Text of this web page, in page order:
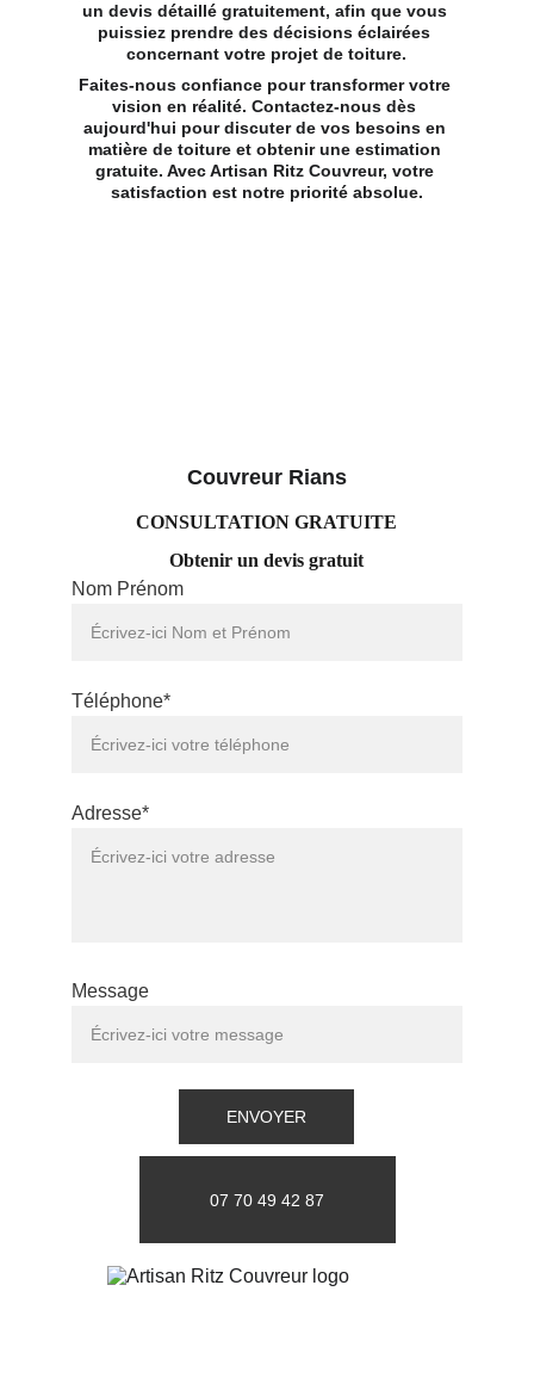
CONSULTATION GRATUITE
Obtenir un devis gratuit
Nom Prénom
Téléphone*
Adresse*
Message
ENVOYER
07 70 49 42 87
un devis détaillé gratuitement, afin que vous
puissiez prendre des décisions éclairées
concernant votre projet de toiture.
Faites-nous confiance pour transformer votre
vision en réalité. Contactez-nous dès
aujourd'hui pour discuter de vos besoins en
matière de toiture et obtenir une estimation
gratuite. Avec Artisan Ritz Couvreur, votre
satisfaction est notre priorité absolue.
Couvreur Rians